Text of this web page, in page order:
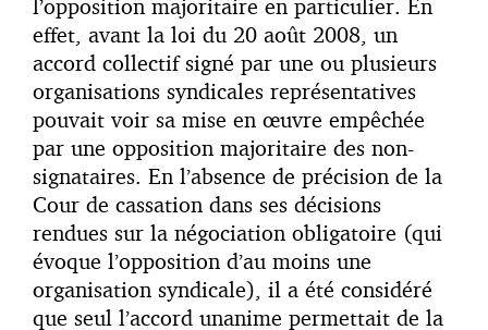
l’opposition majoritaire en particulier. En
effet, avant la loi du 20 août 2008, un
accord collectif signé par une ou plusieurs
organisations syndicales représentatives
pouvait voir sa mise en œuvre empêchée
par une opposition majoritaire des non-
signataires. En l’absence de précision de la
Cour de cassation dans ses décisions
rendues sur la négociation obligatoire (qui
évoque l’opposition d’au moins une
organisation syndicale), il a été considéré
que seul l’accord unanime permettait de la